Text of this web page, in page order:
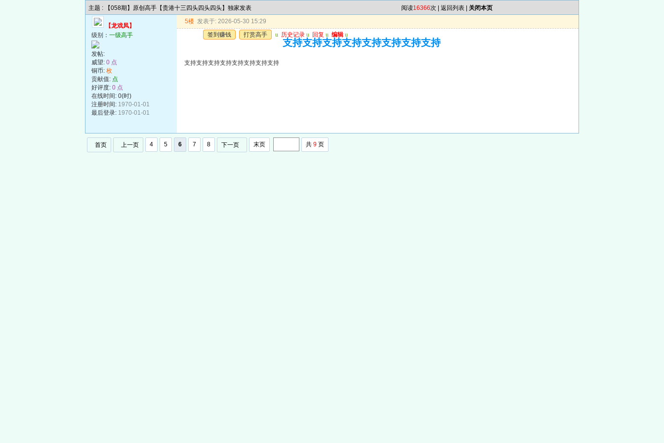
主题 : 【058期】原创高手【贵港十三四头四头四头】独家发表 阅读16366次 | 返回列表 关闭本页
【龙戏凤】
级别： 一级高手
发帖:
威望: 0 点
铜币: 枚
贡献值: 点
好评度: 0 点
在线时间: 0(时)
注册时间: 1970-01-01
最后登录: 1970-01-01
5楼 发表于: 2026-05-30 15:29
签到赚钱
打赏高手 u 历史记录 u 回复 u 编辑 u
支持支持支持支持支持支持支持支持
支持支持支持支持支持支持支持支持
首页 上一页 4 5 6 7 8 下一页 末页 共 9 页